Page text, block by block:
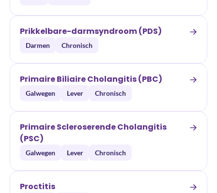
Prikkelbare-darmsyndroom (PDS)
Darmen Chronisch
Primaire Biliaire Cholangitis (PBC)
Galwegen Lever Chronisch
Primaire Scleroserende Cholangitis
(PSC)
Galwegen Lever Chronisch
Proctitis